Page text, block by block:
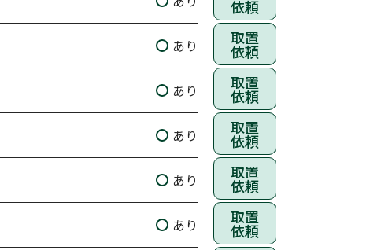
依頼
あり 取置
依頼
あり 取置
依頼
あり 取置
依頼
あり 取置
依頼
あり 取置
依頼